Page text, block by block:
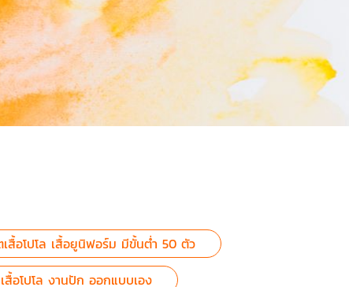
เสื้อโปโล เสื้อยูนิฟอร์ม มีขั้นต่ำ 50 ตัว
อโปโล งานปัก ออกแบบเอง